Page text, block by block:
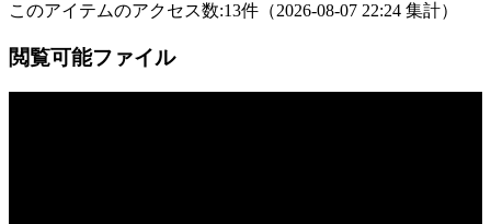
このアイテムのアクセス数:13件 （2026-08-07 22:24 集計）
閲覧可能ファイル